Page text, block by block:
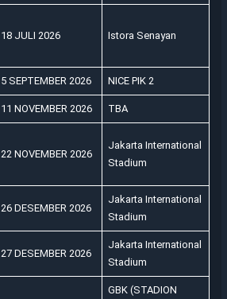
18 JULI 2026 Istora Senayan
5 SEPTEMBER 2026 NICE PIK 2
11 NOVEMBER 2026 TBA
22 NOVEMBER 2026
Jakarta International
Stadium
26 DESEMBER 2026
Jakarta International
Stadium
27 DESEMBER 2026
Jakarta International
Stadium
GBK (STADION